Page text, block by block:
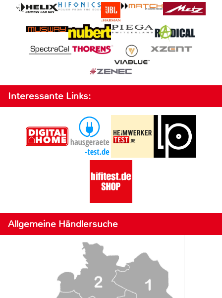
Interessante Links:
Allgemeine Händlersuche